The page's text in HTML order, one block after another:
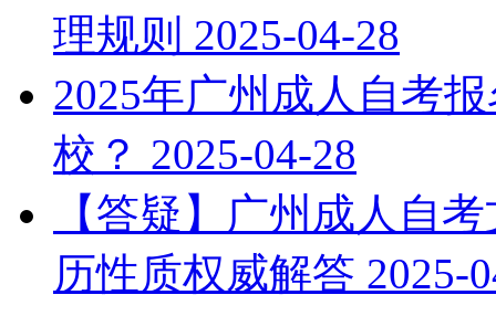
理规则 2025-04-28
2025年广州成人自考
校？ 2025-04-28
【答疑】广州成人自
历性质权威解答 2025-